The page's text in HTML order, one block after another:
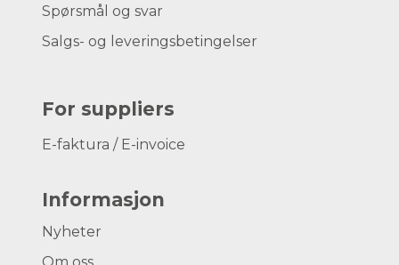
Spørsmål og svar
Salgs- og leveringsbetingelser
For suppliers
E-faktura / E-invoice
Informasjon
Nyheter